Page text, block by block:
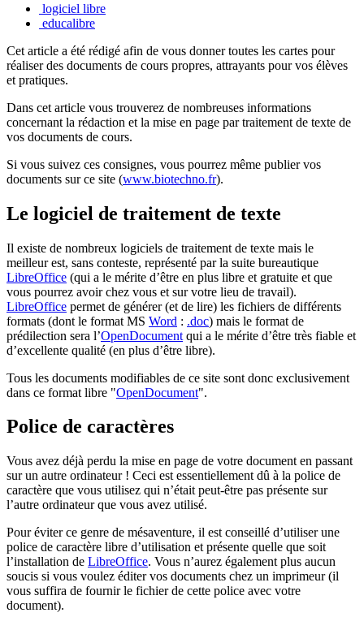
logiciel libre
educalibre
Cet article a été rédigé afin de vous donner toutes les cartes pour
réaliser des documents de cours propres, attrayants pour vos élèves
et pratiques.
Dans cet article vous trouverez de nombreuses informations
concernant la rédaction et la mise en page par traitement de texte de
vos documents de cours.
Si vous suivez ces consignes, vous pourrez même publier vos
documents sur ce site (www.biotechno.fr).
Le logiciel de traitement de texte
Il existe de nombreux logiciels de traitement de texte mais le
meilleur est, sans conteste, représenté par la suite bureautique
LibreOffice (qui a le mérite d’être en plus libre et gratuite et que
vous pourrez avoir chez vous et sur votre lieu de travail).
LibreOffice permet de générer (et de lire) les fichiers de différents
formats (dont le format MS Word : .doc) mais le format de
prédilection sera l’OpenDocument qui a le mérite d’être très fiable et
d’excellente qualité (en plus d’être libre).
Tous les documents modifiables de ce site sont donc exclusivement
dans ce format libre "OpenDocument".
Police de caractères
Vous avez déjà perdu la mise en page de votre document en passant
sur un autre ordinateur ! Ceci est essentiellement dû à la police de
caractère que vous utilisez qui n’était peut-être pas présente sur
l’autre ordinateur que vous avez utilisé.
Pour éviter ce genre de mésaventure, il est conseillé d’utiliser une
police de caractère libre d’utilisation et présente quelle que soit
l’installation de LibreOffice. Vous n’aurez également plus aucun
soucis si vous voulez éditer vos documents chez un imprimeur (il
vous suffira de fournir le fichier de cette police avec votre
document).